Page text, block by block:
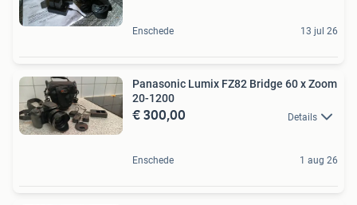
Enschede 13 jul 26
Panasonic Lumix FZ82 Bridge 60 x Zoom
20-1200
€ 300,00 Details
Enschede 1 aug 26